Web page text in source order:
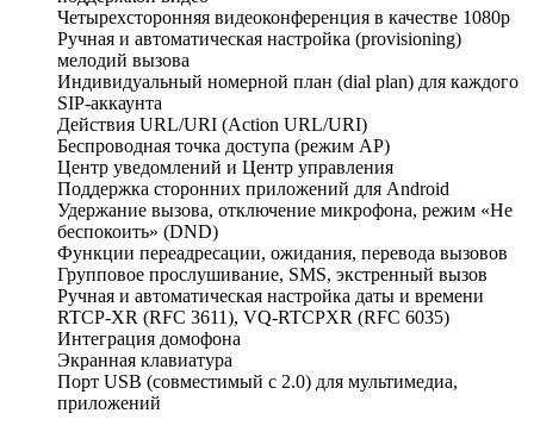
Четырехсторонняя видеоконференция в качестве 1080p
Ручная и автоматическая настройка (provisioning)
мелодий вызова
Индивидуальный номерной план (dial plan) для каждого
SIP-аккаунта
Действия URL/URI (Action URL/URI)
Беспроводная точка доступа (режим AP)
Центр уведомлений и Центр управления
Поддержка сторонних приложений для Android
Удержание вызова, отключение микрофона, режим «Не
беспокоить» (DND)
Функции переадресации, ожидания, перевода вызовов
Групповое прослушивание, SMS, экстренный вызов
Ручная и автоматическая настройка даты и времени
RTCP-XR (RFC 3611), VQ-RTCPXR (RFC 6035)
Интеграция домофона
Экранная клавиатура
Порт USB (совместимый с 2.0) для мультимедиа,
приложений